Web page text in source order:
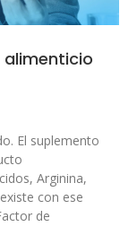
alimenticio
El suplemento
Arginina,
con ese
de